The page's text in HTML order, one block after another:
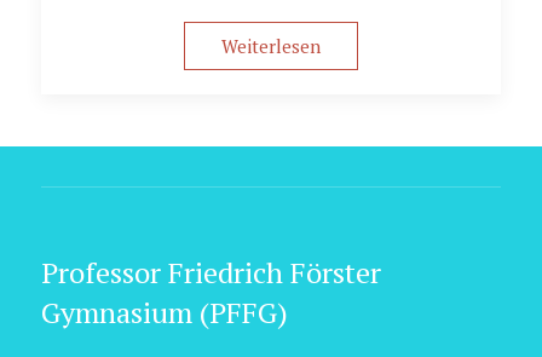
Weiterlesen
Professor Friedrich Förster
Gymnasium (PFFG)